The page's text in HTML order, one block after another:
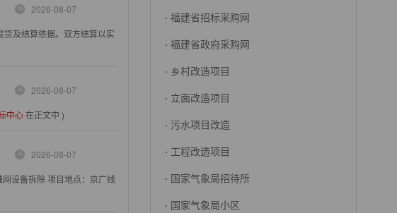
2026-08-07
及结算依据。双方结算以实
2026-08-07
中心在正文中 )
2026-08-07
设备拆除 项目地点：京广线
· 福建省招标采购网
· 福建省政府采购网
· 乡村改造项目
· 立面改造项目
· 污水项目改造
· 工程改造项目
· 国家气象局招待所
· 国家气象局小区